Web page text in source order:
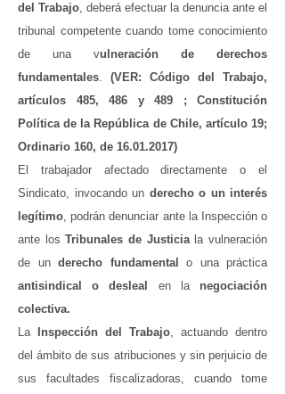
del Trabajo, deberá efectuar la denuncia ante el
tribunal competente cuando tome conocimiento
de una vulneración de derechos
fundamentales. (VER: Código del Trabajo,
artículos 485, 486 y 489 ; Constitución
Política de la República de Chile, artículo 19;
Ordinario 160, de 16.01.2017)
El trabajador afectado directamente o el
Sindicato, invocando un derecho o un interés
legítimo, podrán denunciar ante la Inspección o
ante losTribunales de Justiciala vulneración
de underecho fundamental
o una práctica
antisindical o desleal
en lanegociación
colectiva.
La
Inspección del Trabajo, actuando dentro
del ámbito de sus atribuciones y sin perjuicio de
sus facultades fiscalizadoras, cuando tome